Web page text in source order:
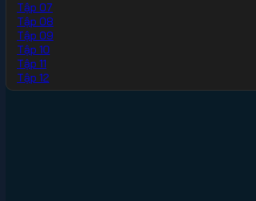
Tập 07
Tập 08
Tập 09
Tập 10
Tập 11
Tập 12